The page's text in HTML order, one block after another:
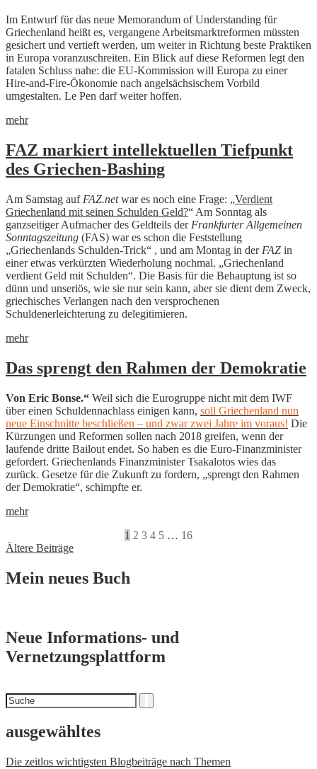
Im Entwurf für das neue Memorandum of Understanding für
Griechenland heißt es, vergangene Arbeitsmarktreformen müssten
gesichert und vertieft werden, um weiter in Richtung beste Praktiken
in Europa voranzuschreiten. Ein Blick auf diese Reformen legt den
fatalen Schluss nahe: die EU-Kommission will Europa zu einer
Hire-and-Fire-Ökonomie nach angelsächsischem Vorbild
umgestalten. Le Pen darf weiter hoffen.
mehr
FAZ markiert intellektuellen Tiefpunkt
des Griechen-Bashing
Am Samstag auf FAZ.netwar es noch eine Frage: „Verdient
Griechenland mit seinen Schulden Geld?“ Am Sonntag als
ganzseitiger Aufmacher des Geldteils der Frankfurter Allgemeinen
Sonntagszeitung (FAS) war es schon die Feststellung
„Griechenlands Schulden-Trick“ , und am Montag in derFAZ in
einer etwas verkürzten Wiederholung nochmal. „Griechenland
verdient Geld mit Schulden“. Die Basis für die Behauptung ist so
dünn und unseriös, wie sie nur sein kann, aber sie dient dem Zweck,
griechisches Verlangen nach den versprochenen
Schuldenerleichterung zu delegitimieren.
mehr
Das sprengt den Rahmen der Demokratie
Von Eric Bonse.“ Weil sich die Eurogruppe nicht mit dem IWF
über einen Schuldennachlass einigen kann, soll Griechenland nun
neue Einschnitte beschließen – und zwar zwei Jahre im voraus! Die
Kürzungen und Reformen sollen nach 2018 greifen, wenn der
laufende dritte Bailout endet. So haben es die Euro-Finanzminister
gefordert. Griechenlands FinanzministerTsakalotos wies das
zurück. Gesetze für die Zukunft zu fordern, „sprengt den Rahmen
der Demokratie“, schimpfte er.
mehr
1 2 3 4 5 … 16
Beitragsnavigation
Ältere Beiträge
Mein neues Buch
Neue Informations- und
Vernetzungsplattform
Suchen
nach
ausgewähltes
Die zeitlos wichtigsten Blogbeiträge nach Themen